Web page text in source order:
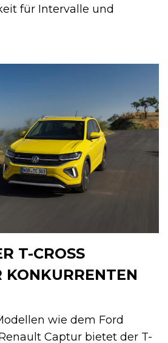
für Intervalle und
T-CROSS
KONKURRENTEN
wie dem Ford
Captur bietet der T-